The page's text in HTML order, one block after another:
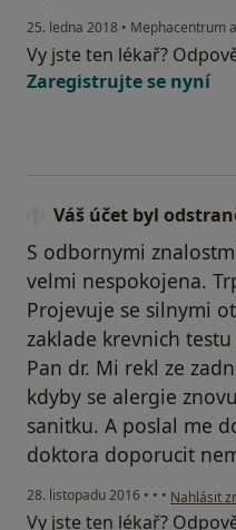
25. ledna 2018 • Mephacentrum
Vy jste ten lékař?
Zaregistrujte se nyní
Váš účet byl
S odbornymi
velmi nespokojena.
Projevuje se silnymi
zaklade krevnich
Pan dr. Mi rekl ze
kdyby se alergie
sanitku. A poslal me
doktora doporucit
28. listopadu 2016 • • • podle
Nahlásit
Vy jste ten lékař?